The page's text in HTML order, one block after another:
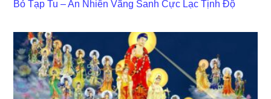
Bỏ Tạp Tu – An Nhiên Vãng Sanh Cực Lạc Tịnh Độ